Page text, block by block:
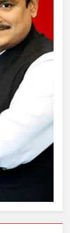
के नाम पर
का
कार्बन-
कुशल
से कृषि,
को